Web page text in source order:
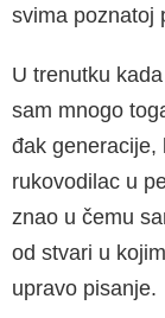
svima poznatoj
U trenutku
sam mnogo
đak generacije,
rukovodilac u
znao u čemu
od stvari u
upravo pisanje.